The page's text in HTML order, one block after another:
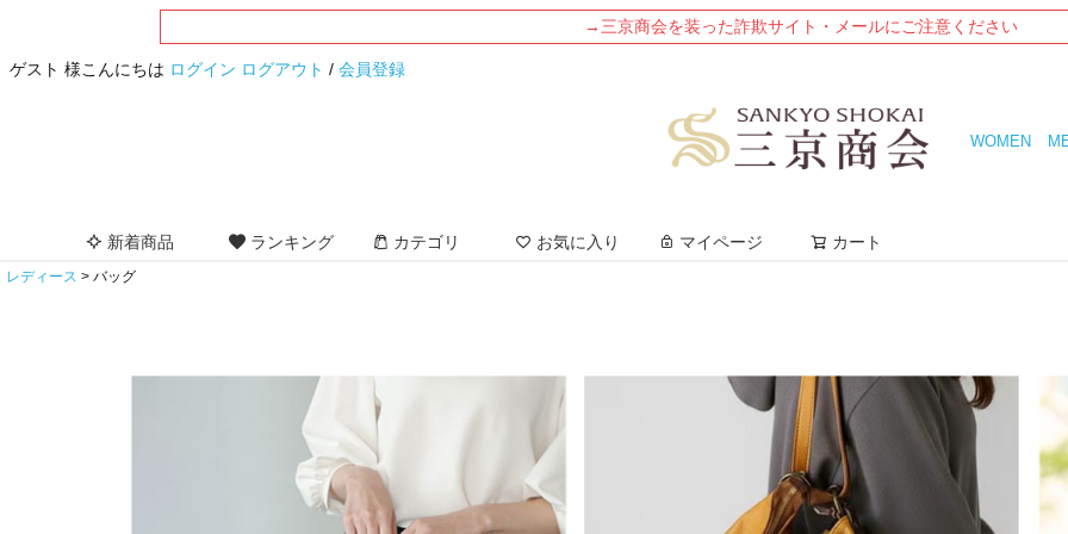
→三京商会を装った詐欺サイト・メールにご注意ください
ゲスト 様こんにちは ログイン ログアウト / 会員登録
WOMEN
新着商品 ランキング カテゴリ お気に入り マイページ カート
レディース バッグ